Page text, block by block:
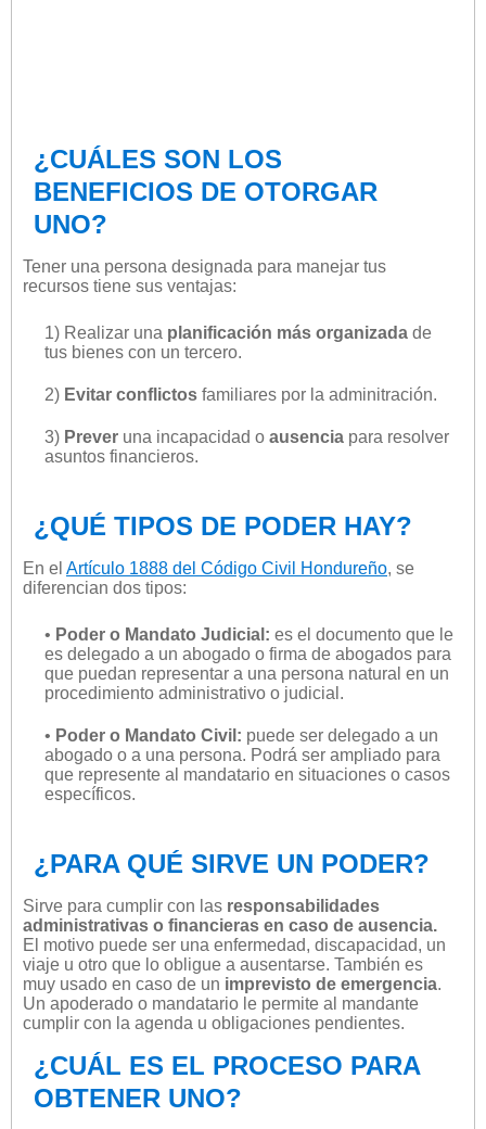
¿CUÁLES SON LOS
BENEFICIOS DE OTORGAR
UNO?
Tener una persona designada para manejar tus
recursos tiene sus ventajas:
1) Realizar una planificación más organizada de
tus bienes con un tercero.
2) Evitar conflictos familiares por la adminitración.
3) Prever una incapacidad o ausencia para resolver
asuntos financieros.
¿QUÉ TIPOS DE PODER HAY?
En el Artículo 1888 del Código Civil Hondureño, se
diferencian dos tipos:
• Poder o Mandato Judicial: es el documento que le
es delegado a un abogado o firma de abogados para
que puedan representar a una persona natural en un
procedimiento administrativo o judicial.
• Poder o Mandato Civil: puede ser delegado a un
abogado o a una persona. Podrá ser ampliado para
que represente al mandatario en situaciones o casos
específicos.
¿PARA QUÉ SIRVE UN PODER?
Sirve para cumplir con las responsabilidades
administrativas o financieras en caso de ausencia.
El motivo puede ser una enfermedad, discapacidad, un
viaje u otro que lo obligue a ausentarse. También es
muy usado en caso de un imprevisto de emergencia.
Un apoderado o mandatario le permite al mandante
cumplir con la agenda u obligaciones pendientes.
¿CUÁL ES EL PROCESO PARA
OBTENER UNO?